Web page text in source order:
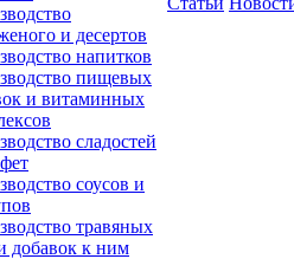
и десертов
напитков
пищевых
и витаминных
сладостей
соусов и
травяных
добавок к ним